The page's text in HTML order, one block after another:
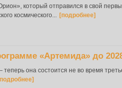
который отправился в свой
космического... [подробнее]
«Артемида» до
она состоится не во время